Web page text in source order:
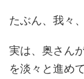
たぶん、我々
実は、奥さん
を淡々と進め